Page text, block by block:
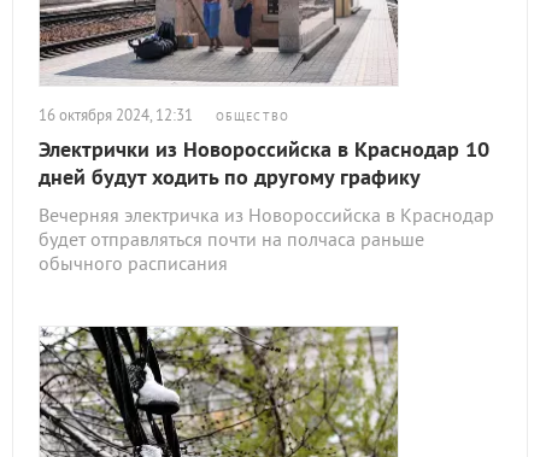
16 октября 2024, 12:31 ОБЩЕСТВО
Электрички из Новороссийска в Краснодар 10
дней будут ходить по другому графику
Вечерняя электричка из Новороссийска в Краснодар
будет отправляться почти на полчаса раньше
обычного расписания